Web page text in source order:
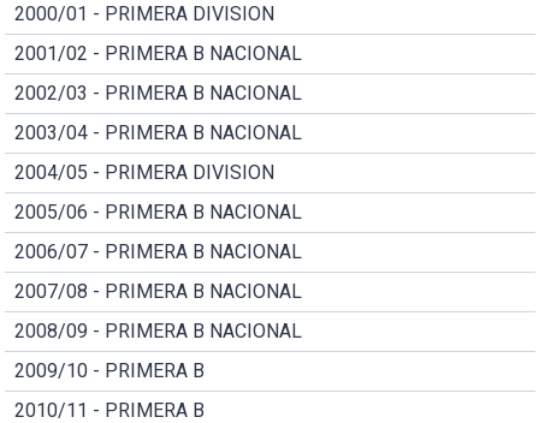
2000/01 - PRIMERA DIVISION
2001/02 - PRIMERA B NACIONAL
2002/03 - PRIMERA B NACIONAL
2003/04 - PRIMERA B NACIONAL
2004/05 - PRIMERA DIVISION
2005/06 - PRIMERA B NACIONAL
2006/07 - PRIMERA B NACIONAL
2007/08 - PRIMERA B NACIONAL
2008/09 - PRIMERA B NACIONAL
2009/10 - PRIMERA B
2010/11 - PRIMERA B